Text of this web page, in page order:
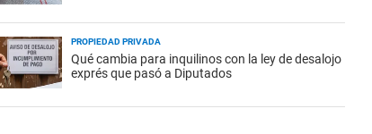
PROPIEDAD PRIVADA
Qué cambia para inquilinos con la ley de desalojo
exprés que pasó a Diputados